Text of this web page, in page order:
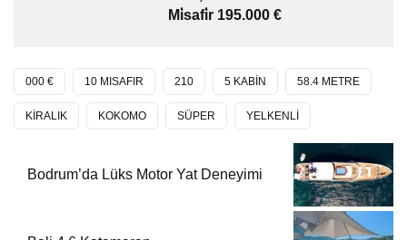
Mi̇safi̇r 195.000 €
000 € 10 MISAFIR 210 5 KABİN 58.4 METRE
KİRALIK KOKOMO SÜPER YELKENLİ
Bodrum’da Lüks Motor Yat Deneyimi